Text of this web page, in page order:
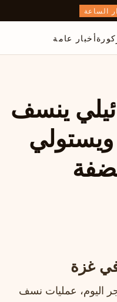
الساعة
كورةأخبار عامة
ينسف
غزة
اليوم، عمليات نسف